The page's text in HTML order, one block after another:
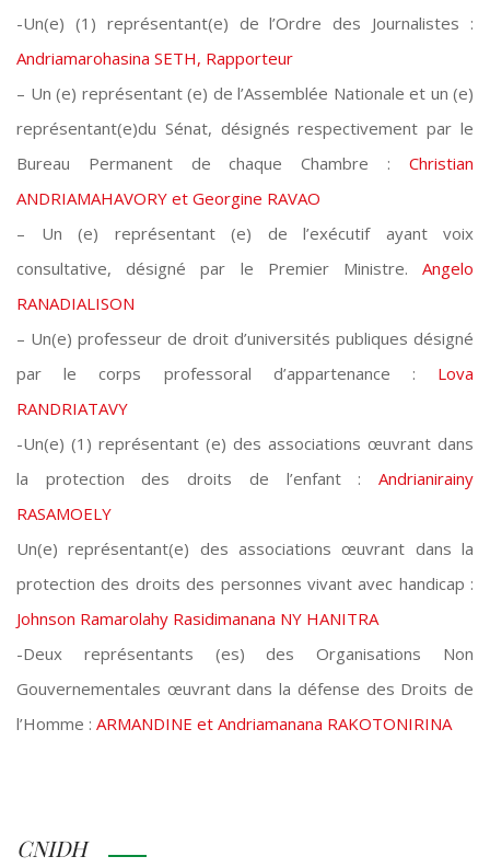
-Un(e) (1) représentant(e) de l’Ordre des Journalistes :
Andriamarohasina SETH, Rapporteur
– Un (e) représentant (e) de l’Assemblée Nationale et un (e)
représentant(e)du Sénat, désignés respectivement par le
Bureau Permanent de chaque Chambre : Christian
ANDRIAMAHAVORY et Georgine RAVAO
– Un (e) représentant (e) de l’exécutif ayant voix
consultative, désigné par le Premier Ministre. Angelo
RANADIALISON
– Un(e) professeur de droit d’universités publiques désigné
par le corps professoral d’appartenance : Lova
RANDRIATAVY
-Un(e) (1) représentant (e) des associations œuvrant dans
la protection des droits de l’enfant : Andrianirainy
RASAMOELY
Un(e) représentant(e) des associations œuvrant dans la
protection des droits des personnes vivant avec handicap :
Johnson Ramarolahy Rasidimanana NY HANITRA
-Deux représentants (es) des Organisations Non
Gouvernementales œuvrant dans la défense des Droits de
l’Homme : ARMANDINE et Andriamanana RAKOTONIRINA
CNIDH